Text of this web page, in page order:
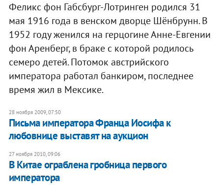
Феликс фон Габсбург-Лотринген родился 31
мая 1916 года в венском дворце Шёнбрунн. В
1952 году женился на герцогине Анне-Евгении
фон Аренберг, в браке с которой родилось
семеро детей. Потомок австрийского
императора работал банкиром, последнее
время жил в Мексике.
28 ноября 2009, 07:50
Письма императора Франца Иосифа к
любовнице выставят на аукцион
27 ноября 2010, 09:06
В Китае ограблена гробница первого
императора